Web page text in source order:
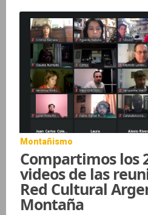
Montañismo
Compartimos los
videos de las
Red Cultural
Montaña